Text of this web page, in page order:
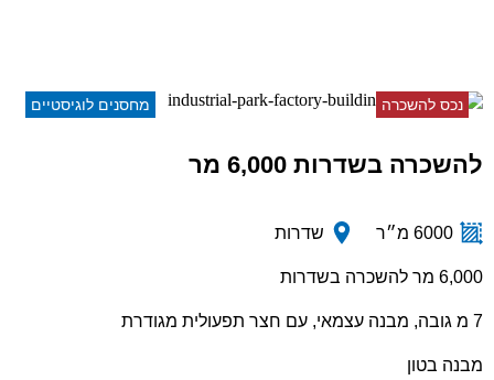
מחסנים לוגיסטיים נכס להשכרה
להשכרה בשדרות 6,000 מר
6000 מ״ר שדרות
6,000 מר להשכרה בשדרות
7 מ גובה, מבנה עצמאי, עם חצר תפעולית מגודרת
מבנה בטון